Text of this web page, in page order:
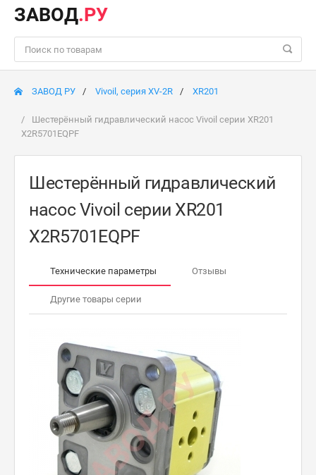
ЗАВОД.РУ
ЗАВОД РУ Vivoil, серия XV-2R XR201
Шестерённый гидравлический насос Vivoil серии XR201
X2R5701EQPF
Шестерённый гидравлический
насос Vivoil серии XR201
X2R5701EQPF
Технические параметры Отзывы
Другие товары серии